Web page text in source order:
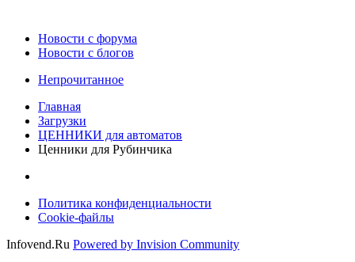
Новости c форума
Новости с блогов
Непрочитанное
Главная
Загрузки
ЦЕННИКИ для автоматов
Ценники для Рубинчика
Политика конфиденциальности
Cookie-файлы
Infovend.Ru Powered by Invision Community